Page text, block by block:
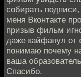
собирать подписи,
меня Вконтакте
призыв фильм
даже кайфанул от
понимаю почему
ваша
Спасибо.